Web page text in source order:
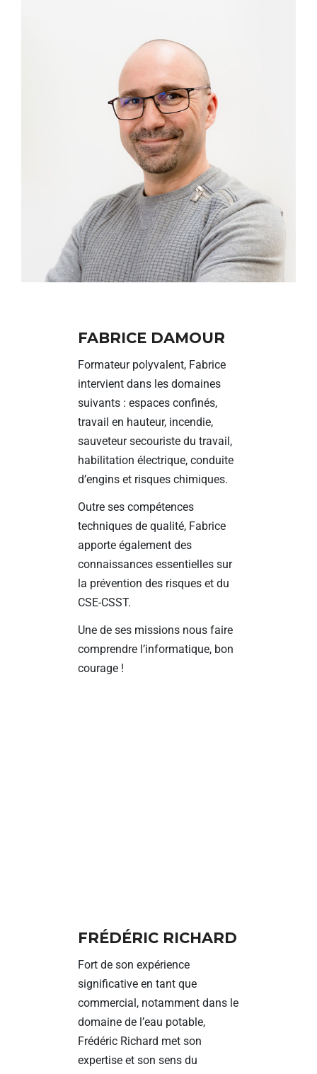
FABRICE DAMOUR
Formateur polyvalent, Fabrice
intervient dans les domaines
suivants : espaces confinés,
travail en hauteur, incendie,
sauveteur secouriste du travail,
habilitation électrique, conduite
d’engins et risques chimiques.
Outre ses compétences
techniques de qualité, Fabrice
apporte également des
connaissances essentielles sur
la prévention des risques et du
CSE-CSST.
Une de ses missions nous faire
comprendre l’informatique, bon
courage !
FRÉDÉRIC RICHARD
Fort de son expérience
significative en tant que
commercial, notamment dans le
domaine de l’eau potable,
Frédéric Richard met son
expertise et son sens du